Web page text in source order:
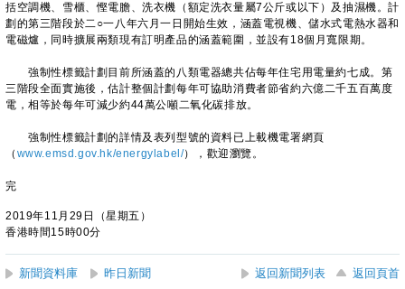
括空調機、雪櫃、慳電膽、洗衣機（額定洗衣量屬7公斤或以下）及抽濕機。計
劃的第三階段於二○一八年六月一日開始生效，涵蓋電視機、儲水式電熱水器和
電磁爐，同時擴展兩類現有訂明產品的涵蓋範圍，並設有18個月寬限期。
強制性標籤計劃目前所涵蓋的八類電器總共佔每年住宅用電量約七成。第
三階段全面實施後，估計整個計劃每年可協助消費者節省約六億二千五百萬度
電，相等於每年可減少約44萬公噸二氧化碳排放。
強制性標籤計劃的詳情及表列型號的資料已上載機電署網頁
（ www.emsd.gov.hk/energylabel/），歡迎瀏覽。
完
2019年11月29日（星期五）
香港時間15時00分
新聞資料庫 昨日新聞 返回新聞列表 返回頁首